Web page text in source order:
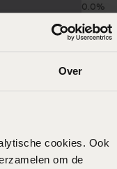
Over
cookies. Ook
om de
0.0%